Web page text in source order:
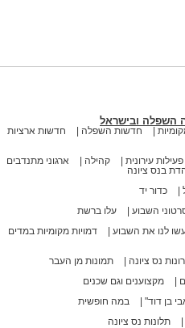
השפלה ובישראל
חדשות השפלה
חדשות ארציות
פעילות עירונית קהילה
ארגוני מתנדבים
בנס ציונה
כדור יד
השבוע עלו ברשת
לנו את השבוע
דמויות מקומיות במדים
נס ציונה תמונות מן העבר
מקצוענים וגם שכנים
בן דוד" במה חופשית
תלונות נס ציונה